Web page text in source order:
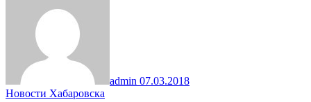
admin 07.03.2018
Новости Хабаровска